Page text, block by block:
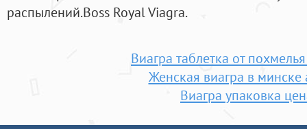
распылений.Boss Royal Viagra.
Виагра таблетка от
Женская виагра в минске
Виагра упаковка